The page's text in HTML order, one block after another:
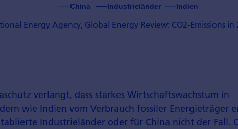
Energy Agency, Global Energy Review: CO2-Emissions in
verlangt, dass starkes Wirtschaftswachstum in
wie Indien vom Verbrauch fossiler Energieträger
Industrieländer oder für China nicht der Fall.